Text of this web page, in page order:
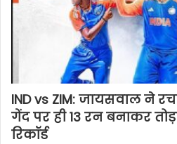
IND vs ZIM: जायसवाल ने
गेंद पर ही 13 रन बनाकर
रिकॉर्ड